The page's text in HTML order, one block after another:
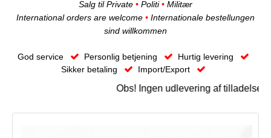
Salg til Private • Politi• Militær
International orders are welcome • Internationale bestellungen
sind willkommen
God service Personlig betjening
Hurtig levering
Sikker betaling
Import/Export
Obs! Ingen udlevering af